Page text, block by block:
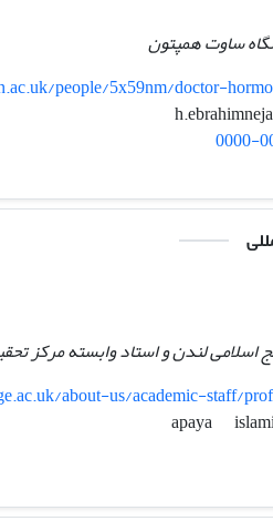
ساوت همپتون
people/5x59nm/doctor-
0000-
اسلامی لندن و استاد وابسته مرکز
about-us/academic-staff/